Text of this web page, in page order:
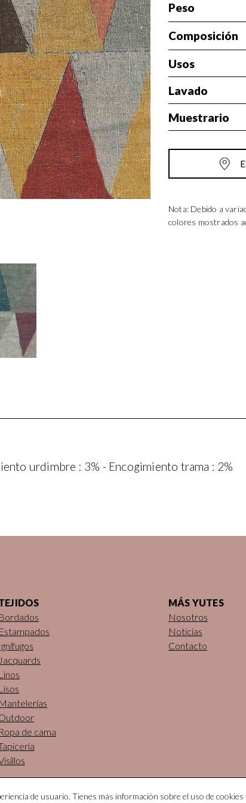
Peso
Composición
Usos
Lavado
Muestrario
Nota: Debido a
colores mostrados
urdimbre : 3% - Encogimiento trama : 2%
Bordados
Estampados
Ignífugos
Jacquards
Linos
Lisos
Mantelerías
Ropa de cama
MÁS YUTES
Nosotros
Noticias
Contacto
de usuario. Tienes más información sobre el uso de